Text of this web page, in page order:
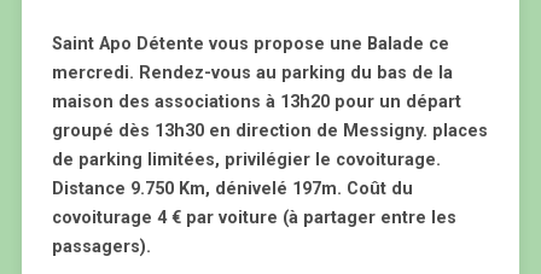
Saint Apo Détente vous propose une Balade ce
mercredi. Rendez-vous au parking du bas de la
maison des associations à 13h20 pour un départ
groupé dès 13h30 en direction de Messigny. places
de parking limitées, privilégier le covoiturage.
Distance 9.750 Km, dénivelé 197m. Coût du
covoiturage 4 € par voiture (à partager entre les
passagers).